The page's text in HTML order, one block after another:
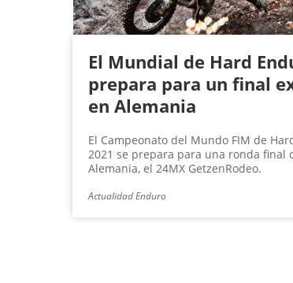
El Mundial de Hard
prepara para un final
en Alemania
El Campeonato del Mundo FIM de
2021 se prepara para una ronda final
Alemania, el 24MX GetzenRodeo.
Actualidad Enduro